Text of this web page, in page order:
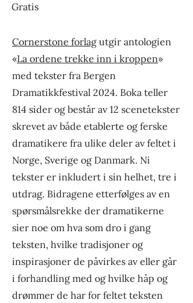
Gratis
Cornerstone forlag utgir antologien
«La ordene trekke inn i kroppen»
med tekster fra Bergen
Dramatikkfestival 2024. Boka teller
814 sider og består av 12 scenetekster
skrevet av både etablerte og ferske
dramatikere fra ulike deler av feltet i
Norge, Sverige og Danmark. Ni
tekster er inkludert i sin helhet, tre i
utdrag. Bidragene etterfølges av en
spørsmålsrekke der dramatikerne
sier noe om hva som dro i gang
teksten, hvilke tradisjoner og
inspirasjoner de påvirkes av eller går
i forhandling med og hvilke håp og
drømmer de har for feltet teksten